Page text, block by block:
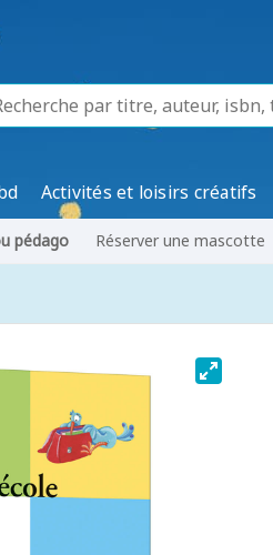
Activités et loisirs créatifs
pédago Réserver une mascotte